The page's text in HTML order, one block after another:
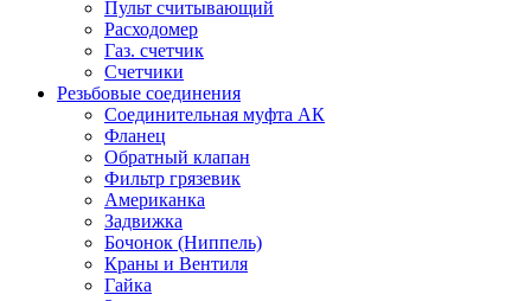
Пульт считывающий
Расходомер
Газ. счетчик
Счетчики
Резьбовые соединения
Соединительная муфта АК
Фланец
Обратный клапан
Фильтр грязевик
Американка
Задвижка
Бочонок (Ниппель)
Краны и Вентиля
Гайка